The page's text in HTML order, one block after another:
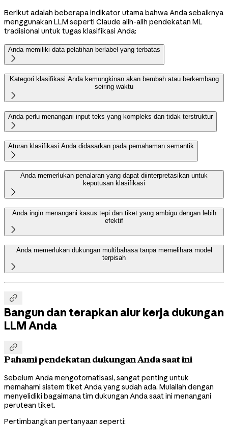
Berikut adalah beberapa indikator utama bahwa Anda sebaiknya
menggunakan LLM seperti Claude alih-alih pendekatan ML
tradisional untuk tugas klasifikasi Anda:
Anda memiliki data pelatihan berlabel yang terbatas

Kategori klasifikasi Anda kemungkinan akan berubah atau berkembang
seiring waktu

Anda perlu menangani input teks yang kompleks dan tidak terstruktur

Aturan klasifikasi Anda didasarkan pada pemahaman semantik

Anda memerlukan penalaran yang dapat diinterpretasikan untuk
keputusan klasifikasi

Anda ingin menangani kasus tepi dan tiket yang ambigu dengan lebih
efektif

Anda memerlukan dukungan multibahasa tanpa memelihara model
terpisah


Bangun dan terapkan alur kerja dukungan
LLM Anda

Pahami pendekatan dukungan Anda saat ini
Sebelum Anda mengotomatisasi, sangat penting untuk
memahami sistem tiket Anda yang sudah ada. Mulailah dengan
menyelidiki bagaimana tim dukungan Anda saat ini menangani
perutean tiket.
Pertimbangkan pertanyaan seperti: